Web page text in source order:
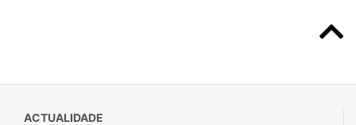
ACTUALIDADE